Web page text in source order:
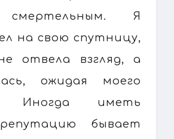
смертельным. Я
на свою спутницу,
отвела взгляд, а
ожидая моего
Иногда иметь
бывает